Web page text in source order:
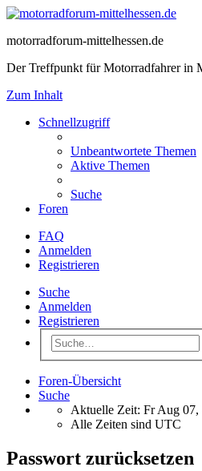
motorradforum-mittelhessen.de
Der Treffpunkt für Motorradfahrer in
Zum Inhalt
Schnellzugriff
Unbeantwortete Themen
Aktive Themen
Suche
Foren
FAQ
Anmelden
Registrieren
Suche
Anmelden
Registrieren
Foren-Übersicht
Suche
Aktuelle Zeit: Fr Aug 07,
Alle Zeiten sind UTC
Passwort zurücksetzen